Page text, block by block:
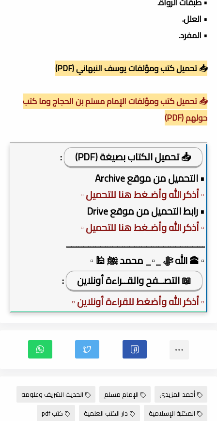
• العلل.
• المفرد.
📥 تحميل كتب ومؤلفات يوسف النبهاني (PDF)
📥 تحميل كتب ومؤلفات الإمام مسلم بن الحجاج وما كتب
حولهم (PDF)
📥 تحميل الكتاب بصيغة (PDF)
:
• التحميل من موقع Archive
▫️ أذكر الله وأضـغط هنا للتحميل ▫️
• رابط التحميل من موقع Drive
▫️ أذكر الله وأضـغط هنا للتحميل ▫️
ـــــــــــــــــــــــــــــــــــــــــــــــــــــــــ
▫️ 🕋 الله ﷻ _▫️_ محمد ﷺ 🕌 ▫️
📖 التصــفح والقــراءة أونلاين
:
▫️ أذكر الله وأضغط للقراءة أونلاين ▫️
أحمد المزيدى الإمام مسلم
الحديث الشريف وعلومه
المكتبة الإسلامية
دار الكتب العلمية
كتب pdf